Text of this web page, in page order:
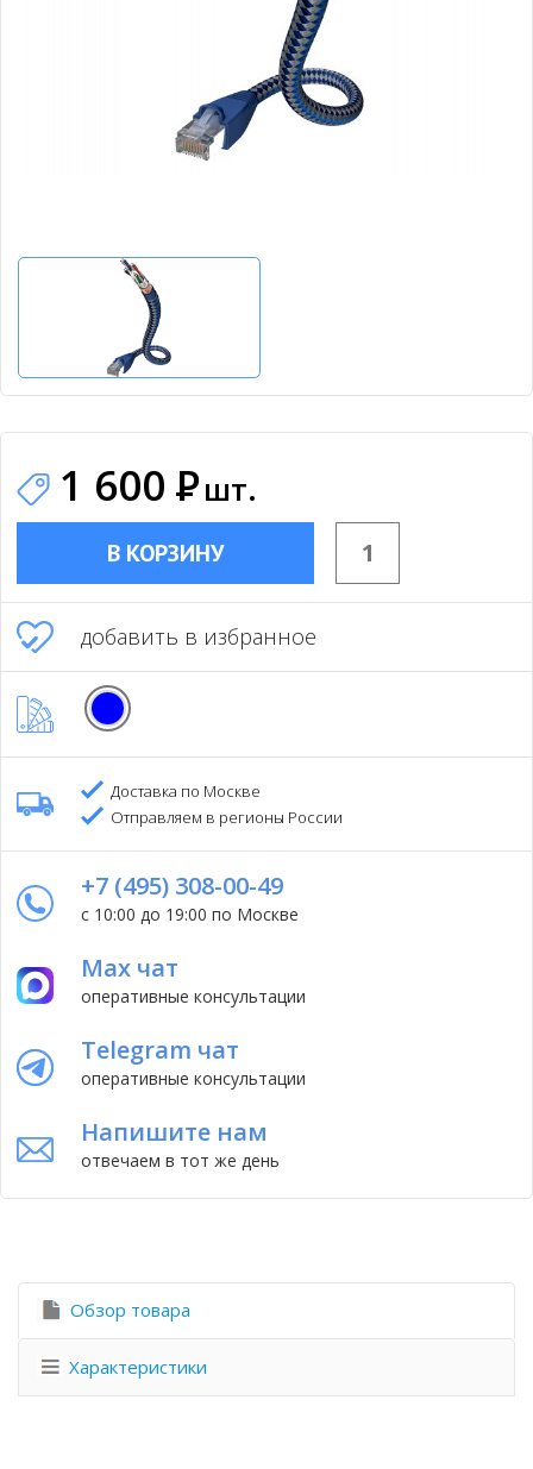
1 600 Ршт.
В КОРЗИНУ
добавить в избранное
Доставка по Москве
Отправляем в регионы России
+7 (495) 308-00-49
с 10:00 до 19:00 по Москве
Max чат
оперативные консультации
Telegram чат
оперативные консультации
Напишите нам
отвечаем в тот же день
Обзор товара
Характеристики